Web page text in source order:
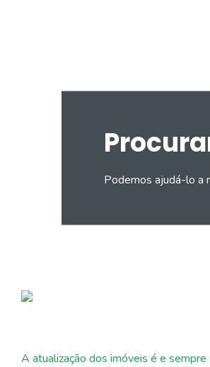
Podemos ajudá-lo a
A atualização dos imóveis é e sempre